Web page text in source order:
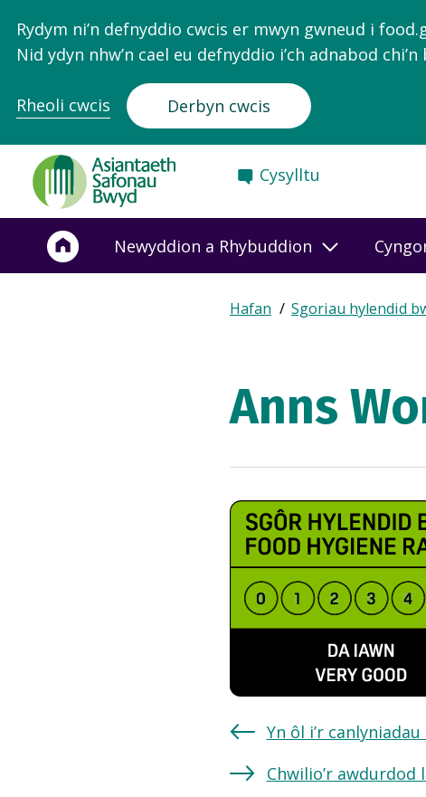
Rydym ni’n defnyddio cwcis er mwyn gwneud i
Nid ydyn nhw’n cael eu defnyddio i’ch adnabod
Rheoli cwcis Derbyn cwcis
Food
Standards
Agency
Frontpage
Cysylltu
Newyddion a Rhybuddion
Breadcrumb
Expand
breadcrumb
Hafan Sgoriau hylendid
Anns
Yn ôl i’r
Chwilio’r awdurdod